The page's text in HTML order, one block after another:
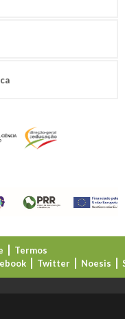
Termos
Twitter Noesis